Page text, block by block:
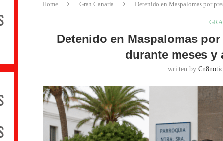
Home Gran Canaria Detenido en Maspalomas por
Detenido en Maspalomas
durante meses y
written by